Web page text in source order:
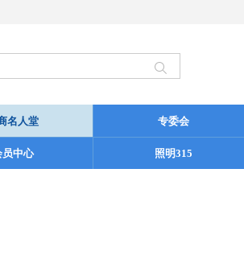
名人堂 专委会
员中心 照明315